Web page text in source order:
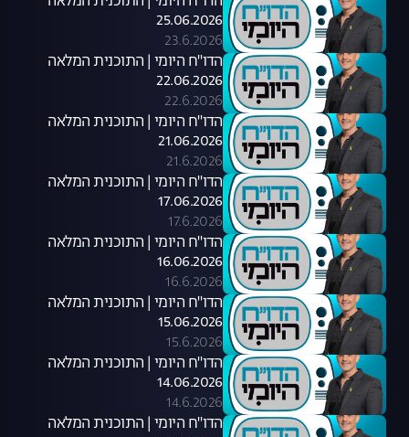
25.06.2026
23.6.2026
הדו"ח היומי | התוכנית המלאה
22.06.2026
22.6.2026
הדו"ח היומי | התוכנית המלאה
21.06.2026
21.6.2026
הדו"ח היומי | התוכנית המלאה
17.06.2026
17.6.2026
הדו"ח היומי | התוכנית המלאה
16.06.2026
16.6.2026
הדו"ח היומי | התוכנית המלאה
15.06.2026
15.6.2026
הדו"ח היומי | התוכנית המלאה
14.06.2026
14.6.2026
הדו"ח היומי | התוכנית המלאה